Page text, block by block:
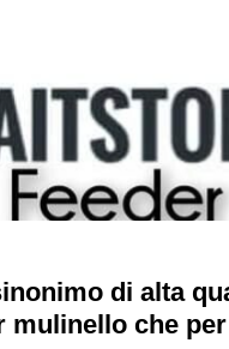
di alta
mulinello che